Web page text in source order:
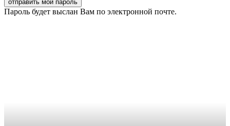
Пароль будет выслан Вам по электронной почте.